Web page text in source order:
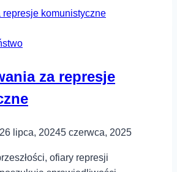
za represje
26 lipca, 20245 czerwca, 2025
ofiary represji